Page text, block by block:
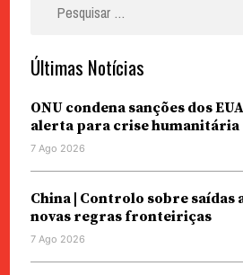
Últimas Notícias
ONU condena sanções dos
alerta para crise humanitária
7 Ago 2026
China | Controlo sobre saídas
novas regras fronteiriças
7 Ago 2026